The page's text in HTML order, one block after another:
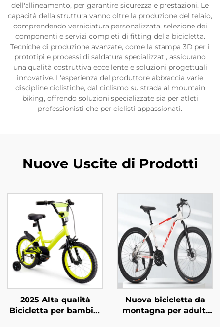
dell'allineamento, per garantire sicurezza e prestazioni. Le
capacità della struttura vanno oltre la produzione del telaio,
comprendendo verniciatura personalizzata, selezione dei
componenti e servizi completi di fitting della bicicletta.
Tecniche di produzione avanzate, come la stampa 3D per i
prototipi e processi di saldatura specializzati, assicurano
una qualità costruttiva eccellente e soluzioni progettuali
innovative. L'esperienza del produttore abbraccia varie
discipline ciclistiche, dal ciclismo su strada al mountain
biking, offrendo soluzioni specializzate sia per atleti
professionisti che per ciclisti appassionati.
Nuove Uscite di Prodotti
2025 Alta qualità
Bicicletta per bambini
Nuova bicicletta da
montagna per adulti